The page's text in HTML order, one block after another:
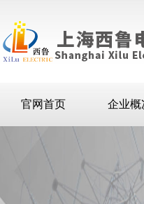
官网首页 企业概